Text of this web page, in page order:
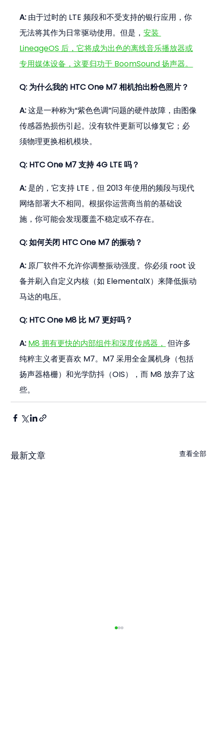
A: 由于过时的 LTE 频段和不受支持的银行应用，你
无法将其作为日常驱动使用。但是，安装
LineageOS 后，它将成为出色的离线音乐播放器或
专用媒体设备，这要归功于 BoomSound 扬声器。
Q: 为什么我的 HTC One M7 相机拍出粉色照片？
A: 这是一种称为“紫色色调”问题的硬件故障，由图像
传感器热损伤引起。没有软件更新可以修复它；必
须物理更换相机模块。
Q: HTC One M7 支持 4G LTE 吗？
A: 是的，它支持 LTE，但 2013 年使用的频段与现代
网络部署大不相同。根据你运营商当前的基础设
施，你可能会发现覆盖不稳定或不存在。
Q: 如何关闭 HTC One M7 的振动？
A: 原厂软件不允许你调整振动强度。你必须 root 设
备并刷入自定义内核（如 ElementalX）来降低振动
马达的电压。
Q: HTC One M8 比 M7 更好吗？
A: M8 拥有更快的内部组件和深度传感器， 但许多
纯粹主义者更喜欢 M7。M7 采用全金属机身（包括
扬声器格栅）和光学防抖（OIS），而 M8 放弃了这
些。
最新文章 查看全部